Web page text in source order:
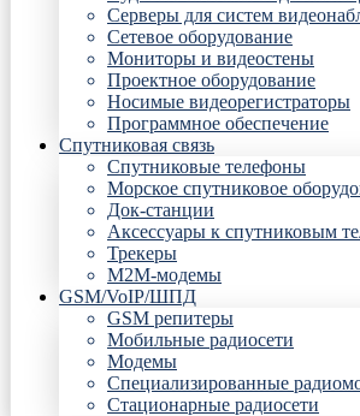
Серверы для систем
Сетевое оборудование
Мониторы и видеостены
Проектное оборудование
Носимые видеорегистраторы
Программное обеспечение
Спутниковая связь
Спутниковые телефоны
Морское спутниковое
Док-станции
Аксессуары к спутниковым
Трекеры
М2М-модемы
GSM/VoIP/ШПД
GSM репитеры
Мобильные радиосети
Модемы
Специализированные
Стационарные радиосети